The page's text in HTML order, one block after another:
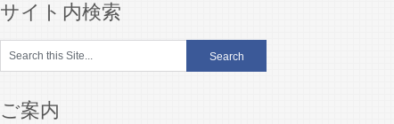
サイト内検索
ご案内